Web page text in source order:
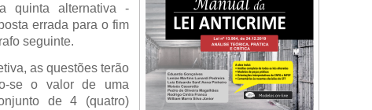
quinta alternativa -
errada para o fim
seguinte.
as questões terão
se o valor de uma
de 4 (quatro)